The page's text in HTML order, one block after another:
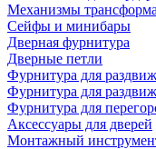
Механизмы
Сейфы и минибары
Дверная фурнитура
Дверные петли
Фурнитура для
Фурнитура для
Фурнитура для
Аксессуары для дверей
Монтажный